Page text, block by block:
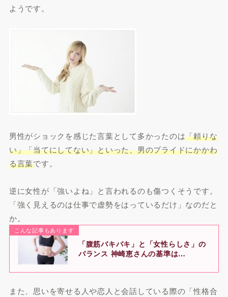
ようです。
男性がショックを感じた言葉として多かったのは「頼りな
い」「当てにしてない」といった、男のプライドにかかわ
る言葉です。
逆に女性が「強いよね」と言われるのも傷つくそうです。
「強く見えるのは仕事で虚勢をはっているだけ」なのだと
か。
こんな記事もあります
「腹筋バキバキ」と「女性らしさ」の
バランス 神崎恵さんの基準は…
また、思いを寄せる人や恋人と会話している際の「性格合